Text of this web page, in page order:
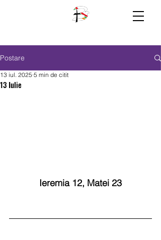
Postare
13 Iulie
13 iul. 2025 5 min de citit
Ieremia 12, Matei 23